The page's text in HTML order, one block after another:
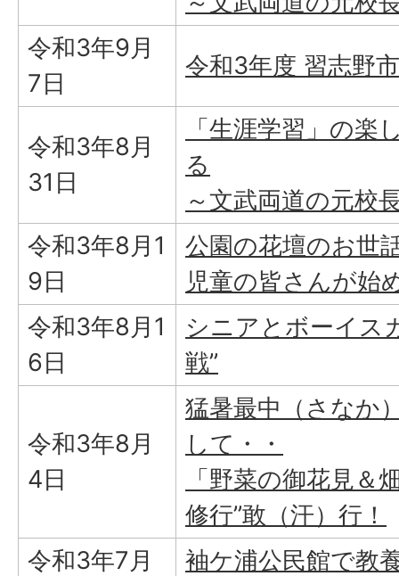
令和3年9月
7日
令和3年度 習志野
令和3年8月
31日
「生涯学習」の楽
る
～文武両道の元校
令和3年8月1
9日
公園の花壇のお世
児童の皆さんが始
令和3年8月1
6日
シニアとボーイス
戦”
令和3年8月
4日
猛暑最中（さなか
して・・
「野菜の御花見＆
修行”敢（汗）行！
令和3年7月
袖ケ浦公民館で教